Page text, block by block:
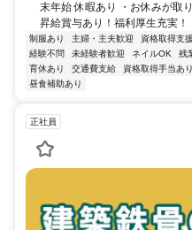
末年始 休暇あり ・お休みが取
昇給賞与あり！福利厚生充実
制服あり 主婦・主夫歓迎 資格取得支
経験不問
未経験者歓迎 ネイルOK 残
育休あり
交通費支給 資格取得手当あり
昼食補助あり
正社員